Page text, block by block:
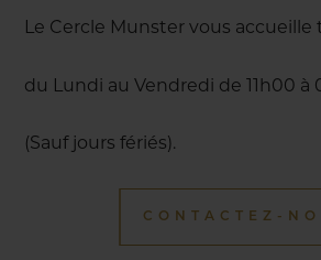
Le Cercle Munster vous accueille
du Lundi au Vendredi de 11h00 à
(Sauf jours fériés).
CONTACTEZ-